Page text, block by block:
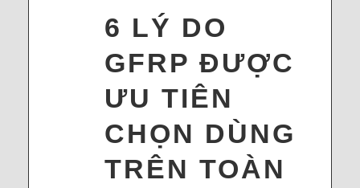
6 LÝ DO
GFRP ĐƯỢC
ƯU TIÊN
CHỌN DÙNG
TRÊN TOÀN